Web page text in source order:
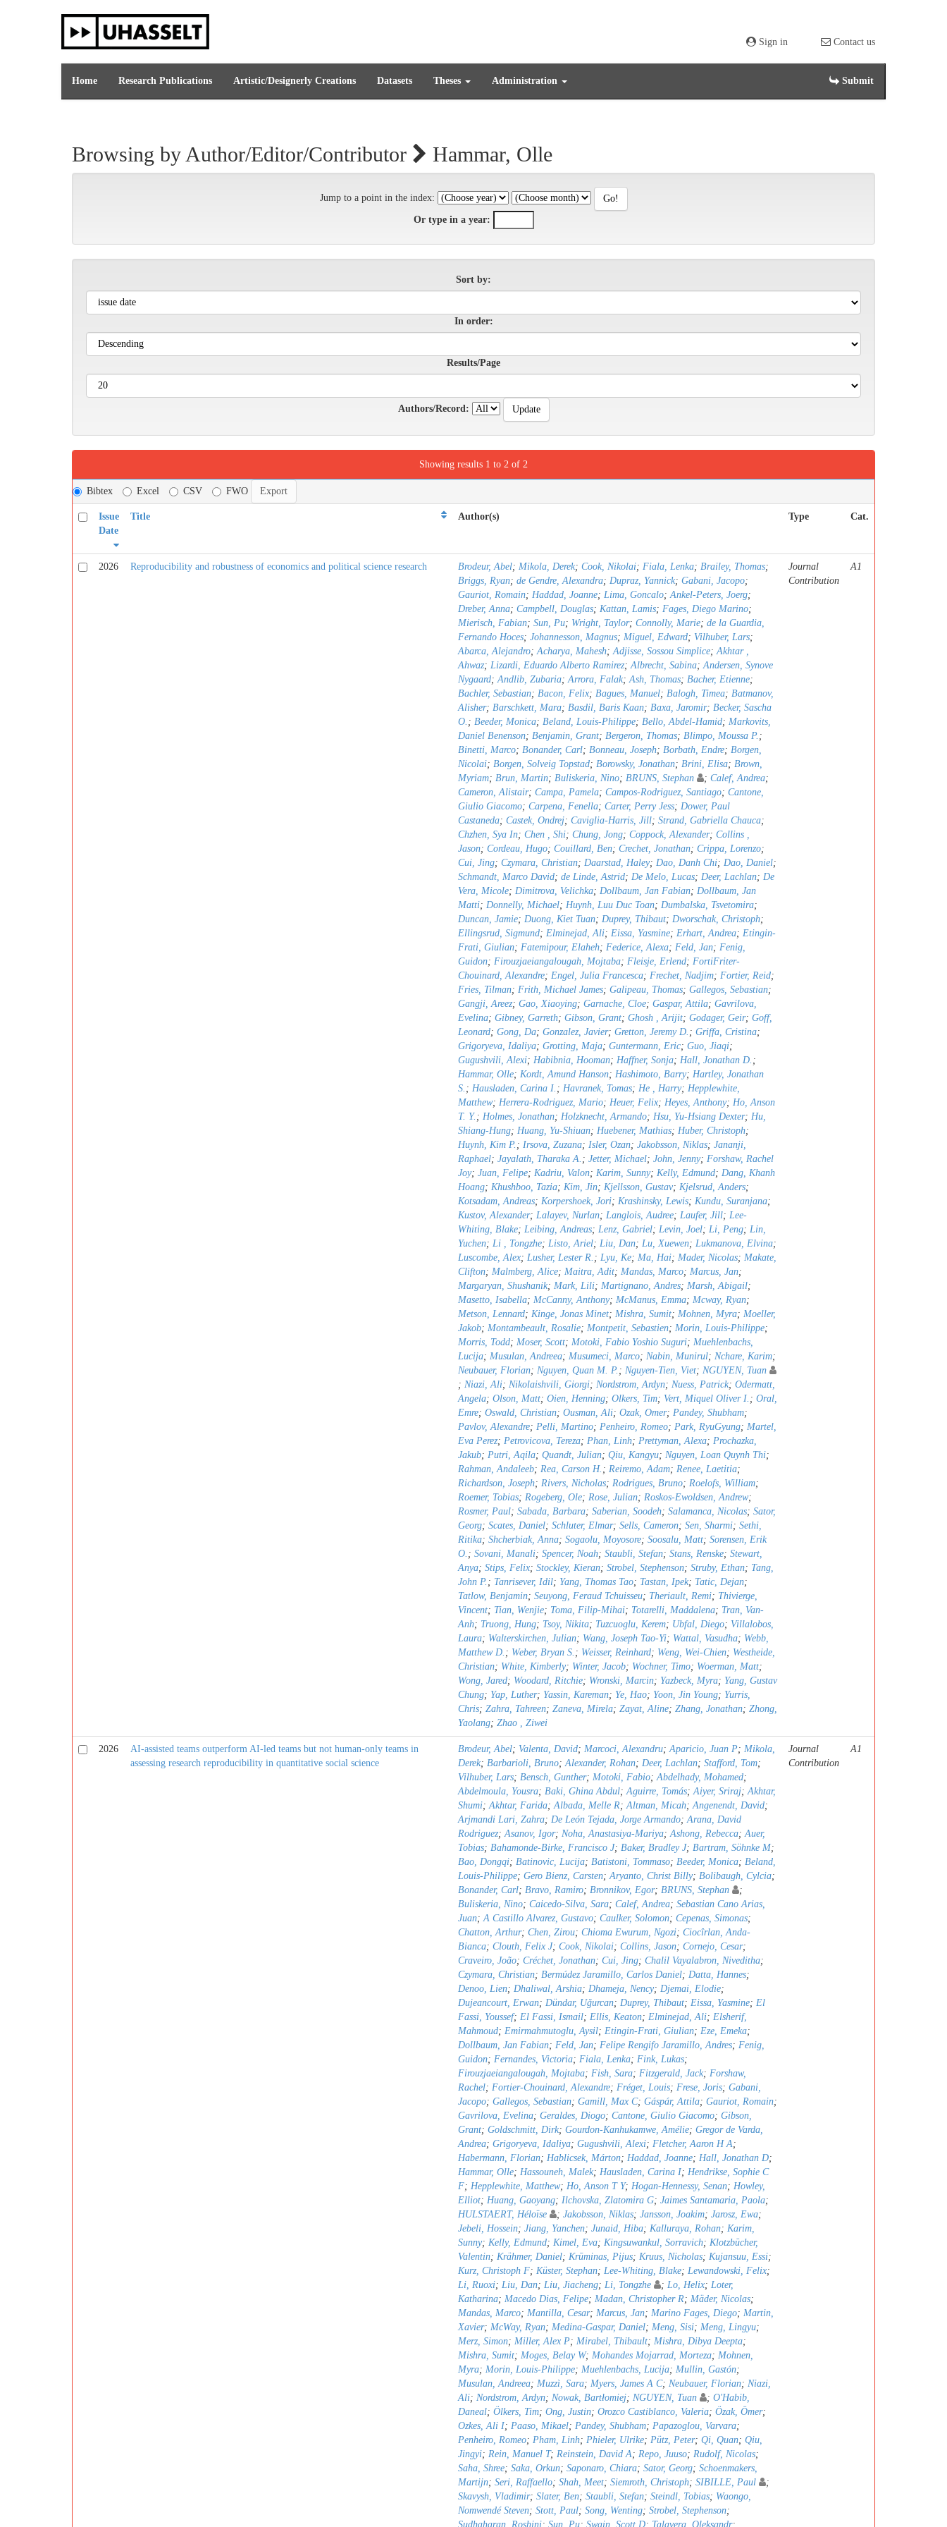
Sign in Contact us
Home Research Publications Artistic/Designerly Creations Datasets Theses Administration Submit
Browsing by Author/Editor/Contributor Hammar, Olle
Jump to a point in the index:
Or type in a year:
Sort by:
In order:
Results/Page
Authors/Record:
Showing results 1 to 2 of 2
Bibtex Excel CSV FWO
Issue
Date
Title Author(s) Type Cat.
2026 Reproducibility and robustness of economics and political science research Brodeur, Abel; Mikola, Derek; Cook, Nikolai; Fiala, Lenka; Brailey, Thomas;
Briggs, Ryan; de Gendre, Alexandra; Dupraz, Yannick; Gabani, Jacopo;
Gauriot, Romain; Haddad, Joanne; Lima, Goncalo;Ankel-Peters, Joerg;
Dreber, Anna; Campbell, Douglas; Kattan, Lamis; Fages, Diego Marino;
Mierisch, Fabian; Sun, Pu; Wright, Taylor; Connolly, Marie; de la Guardia,
Fernando Hoces; Johannesson, Magnus; Miguel, Edward; Vilhuber, Lars;
Abarca, Alejandro;Acharya, Mahesh;Adjisse, Sossou Simplice;Akhtar ,
Ahwaz; Lizardi, Eduardo Alberto Ramirez;Albrecht, Sabina;Andersen, Synove
Nygaard;Andlib, Zubaria;Arrora, Falak;Ash, Thomas; Bacher, Etienne;
Bachler, Sebastian; Bacon, Felix; Bagues, Manuel; Balogh, Timea; Batmanov,
Alisher; Barschkett, Mara; Basdil, Baris Kaan; Baxa, Jaromir; Becker, Sascha
O. ; Beeder, Monica; Beland, Louis-Philippe; Bello, Abdel-Hamid; Markovits,
Daniel Benenson; Benjamin, Grant; Bergeron, Thomas; Blimpo, Moussa P. ;
Binetti, Marco; Bonander, Carl; Bonneau, Joseph; Borbath, Endre; Borgen,
Nicolai; Borgen, Solveig Topstad; Borowsky, Jonathan; Brini, Elisa; Brown,
Myriam; Brun, Martin; Buliskeria, Nino; BRUNS, Stephan ; Calef, Andrea;
Cameron, Alistair; Campa, Pamela; Campos-Rodriguez, Santiago; Cantone,
Giulio Giacomo; Carpena, Fenella; Carter, Perry Jess; Dower, Paul
Castaneda; Castek, Ondrej; Caviglia-Harris, Jill; Strand, Gabriella Chauca;
Chzhen, Sya In; Chen , Shi; Chung, Jong; Coppock, Alexander; Collins ,
Jason; Cordeau, Hugo; Couillard, Ben; Crechet, Jonathan; Crippa, Lorenzo;
Cui, Jing; Czymara, Christian; Daarstad, Haley; Dao, Danh Chi; Dao, Daniel;
Schmandt, Marco David; de Linde, Astrid; De Melo, Lucas; Deer, Lachlan; De
Vera, Micole; Dimitrova, Velichka; Dollbaum, Jan Fabian; Dollbaum, Jan
Matti; Donnelly, Michael; Huynh, Luu Duc Toan; Dumbalska, Tsvetomira;
Duncan, Jamie; Duong, Kiet Tuan; Duprey, Thibaut; Dworschak, Christoph;
Ellingsrud, Sigmund; Elminejad, Ali; Eissa, Yasmine; Erhart, Andrea; Etingin-
Frati, Giulian; Fatemipour, Elaheh; Federice, Alexa; Feld, Jan; Fenig,
Guidon; Firouzjaeiangalougah, Mojtaba; Fleisje, Erlend; FortiFriter-
Chouinard, Alexandre; Engel, Julia Francesca; Frechet, Nadjim; Fortier, Reid;
Fries, Tilman; Frith, Michael James; Galipeau, Thomas; Gallegos, Sebastian;
Gangji, Areez; Gao, Xiaoying; Garnache, Cloe; Gaspar, Attila; Gavrilova,
Evelina; Gibney, Garreth; Gibson, Grant; Ghosh , Arijit; Godager, Geir; Goff,
Leonard; Gong, Da; Gonzalez, Javier; Gretton, Jeremy D. ; Griffa, Cristina;
Grigoryeva, Idaliya; Grotting, Maja; Guntermann, Eric; Guo, Jiaqi;
Gugushvili, Alexi; Habibnia, Hooman; Haffner, Sonja; Hall, Jonathan D. ;
Hammar, Olle; Kordt, Amund Hanson; Hashimoto, Barry; Hartley, Jonathan
S. ; Hausladen, Carina I. ; Havranek, Tomas; He , Harry; Hepplewhite,
Matthew; Herrera-Rodriguez, Mario; Heuer, Felix; Heyes, Anthony; Ho, Anson
T. Y. ; Holmes, Jonathan; Holzknecht, Armando; Hsu, Yu-Hsiang Dexter; Hu,
Shiang-Hung; Huang, Yu-Shiuan; Huebener, Mathias; Huber, Christoph;
Huynh, Kim P. ; Irsova, Zuzana; Isler, Ozan; Jakobsson, Niklas; Jananji,
Raphael; Jayalath, Tharaka A. ; Jetter, Michael; John, Jenny; Forshaw, Rachel
Joy; Juan, Felipe; Kadriu, Valon; Karim, Sunny; Kelly, Edmund; Dang, Khanh
Hoang; Khushboo, Tazia; Kim, Jin; Kjellsson, Gustav; Kjelsrud, Anders;
Kotsadam, Andreas; Korpershoek, Jori; Krashinsky, Lewis; Kundu, Suranjana;
Kustov, Alexander; Lalayev, Nurlan; Langlois, Audree; Laufer, Jill; Lee-
Whiting, Blake; Leibing, Andreas; Lenz, Gabriel; Levin, Joel; Li, Peng; Lin,
Yuchen; Li , Tongzhe; Listo, Ariel; Liu, Dan; Lu, Xuewen; Lukmanova, Elvina;
Luscombe, Alex; Lusher, Lester R. ; Lyu, Ke; Ma, Hai; Mader, Nicolas; Makate,
Clifton; Malmberg, Alice; Maitra, Adit; Mandas, Marco; Marcus, Jan;
Margaryan, Shushanik; Mark, Lili; Martignano, Andres; Marsh, Abigail;
Masetto, Isabella; McCanny, Anthony; McManus, Emma; Mcway, Ryan;
Metson, Lennard; Kinge, Jonas Minet; Mishra, Sumit; Mohnen, Myra; Moeller,
Jakob; Montambeault, Rosalie; Montpetit, Sebastien; Morin, Louis-Philippe;
Morris, Todd; Moser, Scott; Motoki, Fabio Yoshio Suguri; Muehlenbachs,
Lucija; Musulan, Andreea; Musumeci, Marco; Nabin, Munirul; Nchare, Karim;
Neubauer, Florian; Nguyen, Quan M. P. ; Nguyen-Tien, Viet; NGUYEN, Tuan
; Niazi, Ali; Nikolaishvili, Giorgi; Nordstrom, Ardyn; Nuess, Patrick; Odermatt,
Angela; Olson, Matt; Oien, Henning; Olkers, Tim; Vert, Miquel Oliver I. ; Oral,
Emre; Oswald, Christian; Ousman, Ali; Ozak, Omer; Pandey, Shubham;
Pavlov, Alexandre; Pelli, Martino; Penheiro, Romeo; Park, RyuGyung; Martel,
Eva Perez; Petrovicova, Tereza; Phan, Linh; Prettyman, Alexa; Prochazka,
Jakub; Putri, Aqila; Quandt, Julian; Qiu, Kangyu; Nguyen, Loan Quynh Thi;
Rahman, Andaleeb; Rea, Carson H. ; Reiremo, Adam; Renee, Laetitia;
Richardson, Joseph; Rivers, Nicholas; Rodrigues, Bruno; Roelofs, William;
Roemer, Tobias; Rogeberg, Ole; Rose, Julian; Roskos-Ewoldsen, Andrew;
Rosmer, Paul; Sabada, Barbara; Saberian, Soodeh; Salamanca, Nicolas; Sator,
Georg; Scates, Daniel; Schluter, Elmar; Sells, Cameron; Sen, Sharmi; Sethi,
Ritika; Shcherbiak, Anna; Sogaolu, Moyosore; Soosalu, Matt; Sorensen, Erik
O. ; Sovani, Manali; Spencer, Noah; Staubli, Stefan; Stans, Renske; Stewart,
Anya; Stips, Felix; Stockley, Kieran; Strobel, Stephenson; Struby, Ethan; Tang,
John P. ; Tanrisever, Idil; Yang, Thomas Tao; Tastan, Ipek; Tatic, Dejan;
Tatlow, Benjamin; Seuyong, Feraud Tchuisseu; Theriault, Remi; Thivierge,
Vincent; Tian, Wenjie; Toma, Filip-Mihai; Totarelli, Maddalena; Tran, Van-
Anh; Truong, Hung; Tsoy, Nikita; Tuzcuoglu, Kerem; Ubfal, Diego; Villalobos,
Laura; Walterskirchen, Julian; Wang, Joseph Tao-Yi; Wattal, Vasudha; Webb,
Matthew D. ; Weber, Bryan S. ; Weisser, Reinhard; Weng, Wei-Chien; Westheide,
Christian; White, Kimberly; Winter, Jacob; Wochner, Timo; Woerman, Matt;
Wong, Jared; Woodard, Ritchie; Wronski, Marcin; Yazbeck, Myra; Yang, Gustav
Chung; Yap, Luther; Yassin, Kareman; Ye, Hao; Yoon, Jin Young; Yurris,
Chris; Zahra, Tahreen; Zaneva, Mirela; Zayat, Aline; Zhang, Jonathan; Zhong,
Yaolang; Zhao , Ziwei
Journal
Contribution
A1
2026
AI-assisted teams outperform AI-led teams but not human-only teams in
assessing research reproducibility in quantitative social science
Brodeur, Abel; Valenta, David; Marcoci, Alexandru;Aparicio, Juan P; Mikola,
Derek; Barbarioli, Bruno;Alexander, Rohan; Deer, Lachlan; Stafford, Tom;
Vilhuber, Lars; Bensch, Gunther; Motoki, Fabio;Abdelhady, Mohamed;
Abdelmoula, Yousra; Baki, Ghina Abdul;Aguirre, Tomás;Aiyer, Sriraj;Akhtar,
Shumi;Akhtar, Farida;Albada, Melle R;Altman, Micah;Angenendt, David;
Arjmandi Lari, Zahra; De León Tejada, Jorge Armando;Arana, David
Rodriguez;Asanov, Igor; Noha, Anastasiya-Mariya;Ashong, Rebecca;Auer,
Tobias; Bahamonde-Birke, Francisco J; Baker, Bradley J; Bartram, Söhnke M;
Bao, Dongqi; Batinovic, Lucija; Batistoni, Tommaso; Beeder, Monica; Beland,
Louis-Philippe; Gero Bienz, Carsten;Aryanto, Christ Billy; Bolibaugh, Cylcia;
Bonander, Carl; Bravo, Ramiro; Bronnikov, Egor; BRUNS, Stephan
;
Buliskeria, Nino; Caicedo-Silva, Sara; Calef, Andrea; Sebastian Cano Arias,
Juan;A Castillo Alvarez, Gustavo; Caulker, Solomon; Cepenas, Simonas;
Chatton, Arthur; Chen, Zirou; Chioma Ewurum, Ngozi; Ciocîrlan, Anda-
Bianca; Clouth, Felix J; Cook, Nikolai; Collins, Jason; Cornejo, Cesar;
Craveiro, João; Créchet, Jonathan; Cui, Jing; Chalil Vayalabron, Niveditha;
Czymara, Christian; Bermúdez Jaramillo, Carlos Daniel; Datta, Hannes;
Denoo, Lien; Dhaliwal, Arshia; Dhameja, Nency; Djemai, Elodie;
Dujeancourt, Erwan; Dündar, Uǧurcan; Duprey, Thibaut; Eissa, Yasmine; El
Fassi, Youssef; El Fassi, Ismail; Ellis, Keaton; Elminejad, Ali; Elsherif,
Mahmoud; Emirmahmutoglu, Aysil; Etingin-Frati, Giulian; Eze, Emeka;
Dollbaum, Jan Fabian; Feld, Jan; Felipe Rengifo Jaramillo, Andres; Fenig,
Guidon; Fernandes, Victoria; Fiala, Lenka; Fink, Lukas;
Firouzjaeiangalougah, Mojtaba; Fish, Sara; Fitzgerald, Jack; Forshaw,
Rachel; Fortier-Chouinard, Alexandre; Fréget, Louis; Frese, Joris; Gabani,
Jacopo; Gallegos, Sebastian; Gamill, Max C; Gáspár, Attila; Gauriot, Romain;
Gavrilova, Evelina; Geraldes, Diogo; Cantone, Giulio Giacomo; Gibson,
Grant; Goldschmitt, Dirk; Gourdon-Kanhukamwe, Amélie; Gregor de Varda,
Andrea; Grigoryeva, Idaliya; Gugushvili, Alexi; Fletcher, Aaron H A;
Habermann, Florian; Hablicsek, Márton; Haddad, Joanne; Hall, Jonathan D;
Hammar, Olle; Hassouneh, Malek; Hausladen, Carina I; Hendrikse, Sophie C
F; Hepplewhite, Matthew; Ho, Anson T Y; Hogan-Hennessy, Senan; Howley,
Elliot; Huang, Gaoyang; Ilchovska, Zlatomira G; Jaimes Santamaria, Paola;
HULSTAERT, Héloïse
; Jakobsson, Niklas; Jansson, Joakim; Jarosz, Ewa;
Jebeli, Hossein; Jiang, Yanchen; Junaid, Hiba; Kalluraya, Rohan; Karim,
Sunny; Kelly, Edmund; Kimel, Eva; Kingsuwankul, Sorravich; Klotzbücher,
Valentin; Krähmer, Daniel; Krūminas, Pijus; Kruus, Nicholas; Kujansuu, Essi;
Kurz, Christoph F; Küster, Stephan; Lee-Whiting, Blake; Lewandowski, Felix;
Li, Ruoxi; Liu, Dan; Liu, Jiacheng; Li, Tongzhe ; Lo, Helix; Loter,
Katharina; Macedo Dias, Felipe; Madan, Christopher R; Mäder, Nicolas;
Mandas, Marco; Mantilla, Cesar; Marcus, Jan; Marino Fages, Diego; Martin,
Xavier; McWay, Ryan; Medina-Gaspar, Daniel; Meng, Sisi; Meng, Lingyu;
Merz, Simon; Miller, Alex P; Mirabel, Thibault; Mishra, Dibya Deepta;
Mishra, Sumit; Moges, Belay W; Mohandes Mojarrad, Morteza; Mohnen,
Myra; Morin, Louis-Philippe; Muehlenbachs, Lucija; Mullin, Gastón;
Musulan, Andreea; Muzzì, Sara; Myers, James A C; Neubauer, Florian; Niazi,
Ali; Nordstrom, Ardyn; Nowak, Bartłomiej; NGUYEN, Tuan ; O'Habib,
Daneal; Ölkers, Tim; Ong, Justin; Orozco Castiblanco, Valeria; Özak, Ömer;
Ozkes, Ali I; Paaso, Mikael; Pandey, Shubham; Papazoglou, Varvara;
Penheiro, Romeo; Pham, Linh; Phieler, Ulrike; Pütz, Peter; Qi, Quan; Qiu,
Jingyi; Rein, Manuel T; Reinstein, David A; Repo, Juuso; Rudolf, Nicolas;
Saha, Shree; Saka, Orkun; Saponaro, Chiara; Sator, Georg; Schoenmakers,
Martijn; Seri, Raffaello; Shah, Meet; Siemroth, Christoph; SIBILLE, Paul
;
Skavysh, Vladimir; Slater, Ben; Staubli, Stefan; Steindl, Tobias; Waongo,
Nomwendé Steven; Stott, Paul; Song, Wenting; Strobel, Stephenson;
Sudhaharan, Roshini; Sun, Pu; Swain, Scott D; Talavera, Oleksandr;
Journal
Contribution
A1